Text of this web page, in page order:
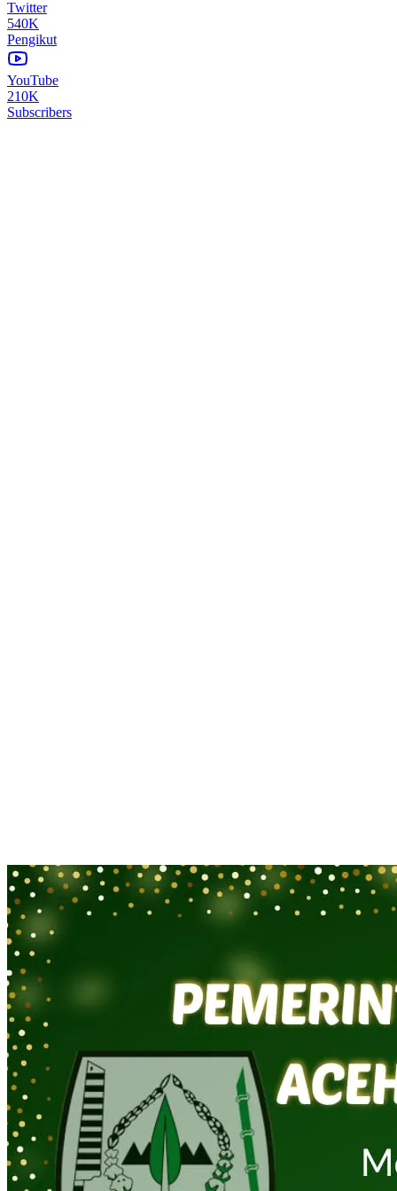
Twitter
540K
Pengikut
YouTube
210K
Subscribers